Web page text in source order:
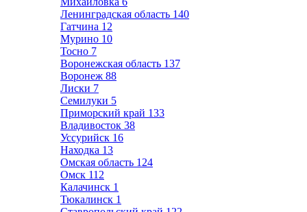
Ленинградская область 140
Гатчина 12
Мурино 10
Тосно 7
Воронежская область 137
Воронеж 88
Лиски 7
Семилуки 5
Приморский край 133
Владивосток 38
Уссурийск 16
Находка 13
Омская область 124
Омск 112
Калачинск 1
Тюкалинск 1